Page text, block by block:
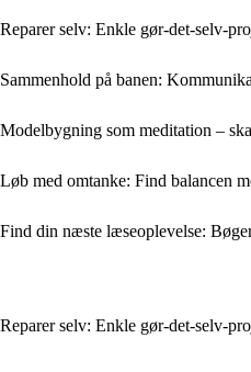
Reparer selv: Enkle gør-det-selv-
Sammenhold på banen:
Modelbygning som meditation –
Løb med omtanke: Find balancen
Find din næste læseoplevelse:
Reparer selv: Enkle gør-det-selv-